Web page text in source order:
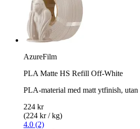
AzureFilm
PLA Matte HS Refill Off-White
PLA-material med matt ytfinish, utan
224 kr
(224 kr / kg)
4.0 (2)